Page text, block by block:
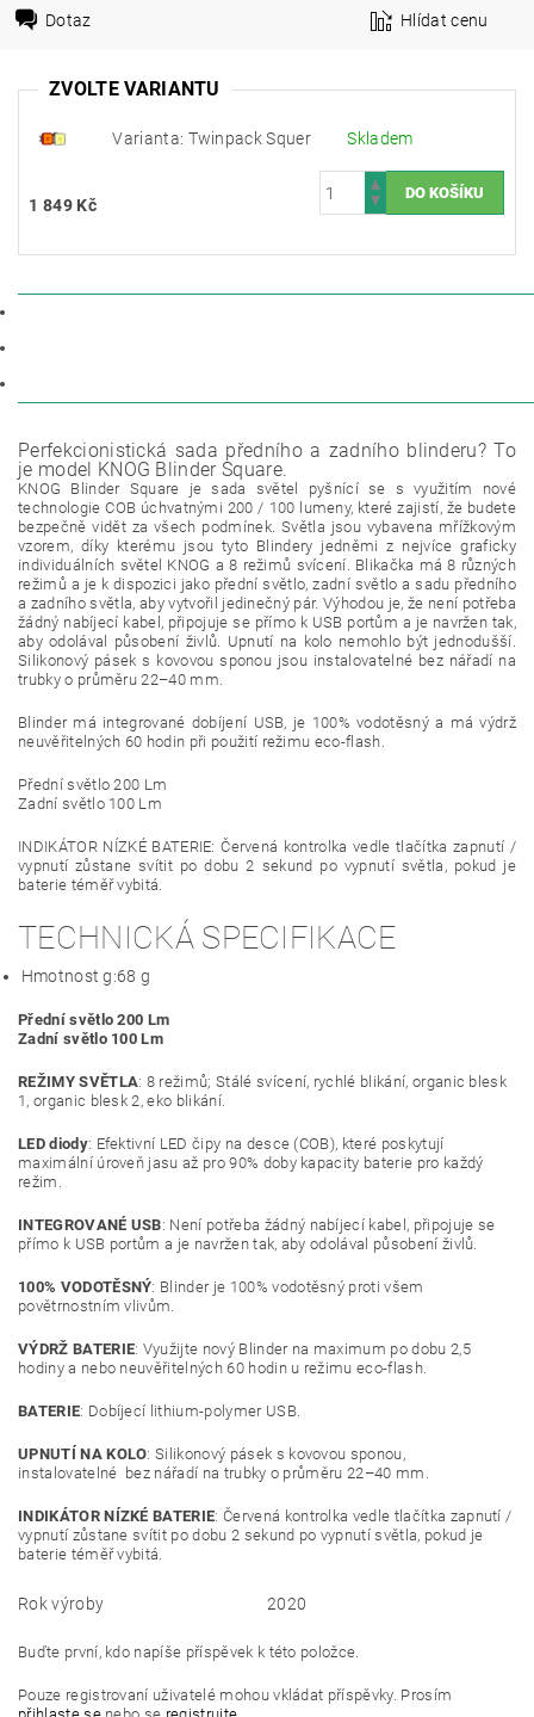
Dotaz Hlídat cenu
ZVOLTE VARIANTU
Varianta: Twinpack Squer Skladem
1 849 Kč
Perfekcionistická sada předního a zadního blinderu? To
je model KNOG Blinder Square.
KNOG Blinder Square je sada světel pyšnící se s využitím nové
technologie COB úchvatnými 200 / 100 lumeny, které zajistí, že budete
bezpečně vidět za všech podmínek. Světla jsou vybavena mřížkovým
vzorem, díky kterému jsou tyto Blindery jedněmi z nejvíce graficky
individuálních světel KNOG a 8 režimů svícení. Blikačka má 8 různých
režimů a je k dispozici jako přední světlo, zadní světlo a sadu předního
a zadního světla, aby vytvořil jedinečný pár. Výhodou je, že není potřeba
žádný nabíjecí kabel, připojuje se přímo k USB portům a je navržen tak,
aby odolával působení živlů. Upnutí na kolo nemohlo být jednodušší.
Silikonový pásek s kovovou sponou jsou instalovatelné bez nářadí na
trubky o průměru 22–40 mm.
Blinder má integrované dobíjení USB, je 100% vodotěsný a má výdrž
neuvěřitelných 60 hodin při použití režimu eco-flash.
Přední světlo 200 Lm
Zadní světlo 100 Lm
INDIKÁTOR NÍZKÉ BATERIE: Červená kontrolka vedle tlačítka zapnutí /
vypnutí zůstane svítit po dobu 2 sekund po vypnutí světla, pokud je
baterie téměř vybitá.
TECHNICKÁ SPECIFIKACE
Hmotnost g:68 g
Přední světlo 200 Lm
Zadní světlo 100 Lm
REŽIMY SVĚTLA: 8 režimů; Stálé svícení, rychlé blikání, organic blesk
1, organic blesk 2, eko blikání.
LED diody: Efektivní LED čipy na desce (COB), které poskytují
maximální úroveň jasu až pro 90% doby kapacity baterie pro každý
režim.
INTEGROVANÉ USB: Není potřeba žádný nabíjecí kabel, připojuje se
přímo k USB portům a je navržen tak, aby odolával působení živlů.
100% VODOTĚSNÝ: Blinder je 100% vodotěsný proti všem
povětrnostním vlivům.
VÝDRŽ BATERIE: Využijte nový Blinder na maximum po dobu 2,5
hodiny a nebo neuvěřitelných 60 hodin u režimu eco-flash.
BATERIE: Dobíjecí lithium-polymer USB.
UPNUTÍ NA KOLO: Silikonový pásek s kovovou sponou,
instalovatelné bez nářadí na trubky o průměru 22–40 mm.
INDIKÁTOR NÍZKÉ BATERIE: Červená kontrolka vedle tlačítka zapnutí /
vypnutí zůstane svítit po dobu 2 sekund po vypnutí světla, pokud je
baterie téměř vybitá.
Rok výroby 2020
Buďte první, kdo napíše příspěvek k této položce.
Pouze registrovaní uživatelé mohou vkládat příspěvky. Prosím